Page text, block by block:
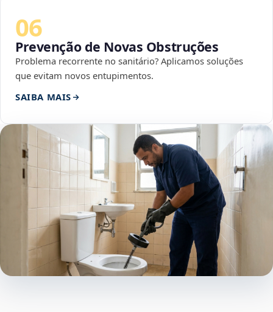
06
Prevenção de Novas Obstruções
Problema recorrente no sanitário? Aplicamos soluções
que evitam novos entupimentos.
SAIBA MAIS